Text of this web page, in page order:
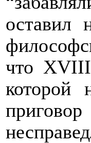
оставил
что XVIII
которой